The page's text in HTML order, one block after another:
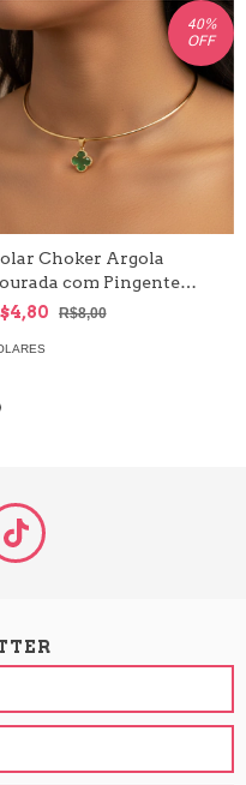
40%
OFF
Choker Argola
com Pingente
de quatro Folhas |
R$8,00